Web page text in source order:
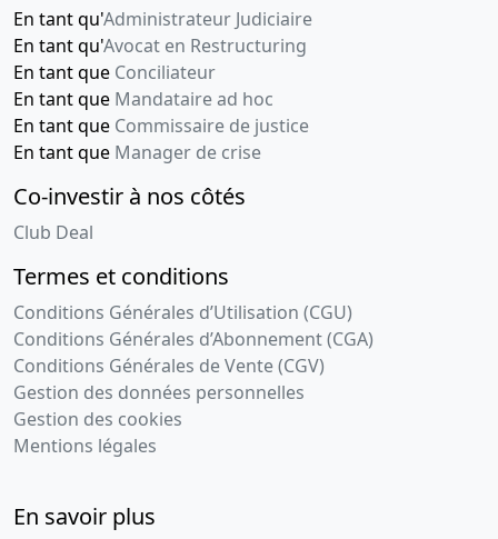
En tant qu'Administrateur Judiciaire
En tant qu'Avocat en Restructuring
En tant que Conciliateur
En tant que Mandataire ad hoc
En tant que Commissaire de justice
En tant que Manager de crise
Co-investir à nos côtés
Club Deal
Termes et conditions
Conditions Générales d’Utilisation (CGU)
Conditions Générales d’Abonnement (CGA)
Conditions Générales de Vente (CGV)
Gestion des données personnelles
Gestion des cookies
Mentions légales
En savoir plus